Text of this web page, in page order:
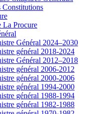
Constitutions
La Procure
Général 2024–2030
général 2018-2024
Général 2012–2018
général 2006-2012
général 2000-2006
général 1994-2000
général 1988-1994
général 1982-1988